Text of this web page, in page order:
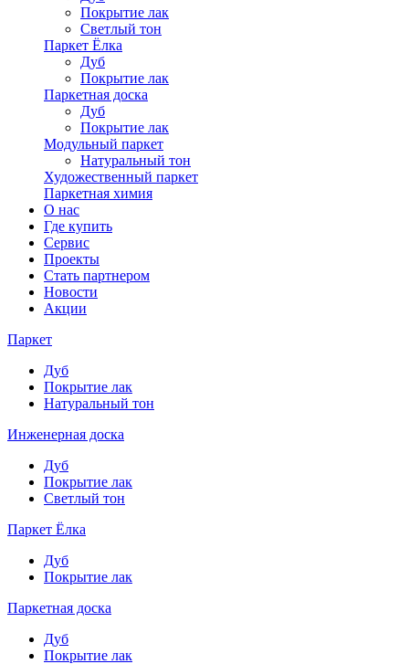
Покрытие лак
Светлый тон
Паркет Ёлка
Дуб
Покрытие лак
Паркетная доска
Дуб
Покрытие лак
Модульный паркет
Натуральный тон
Художественный паркет
Паркетная химия
О нас
Где купить
Сервис
Проекты
Стать партнером
Новости
Акции
Паркет
Дуб
Покрытие лак
Натуральный тон
Инженерная доска
Дуб
Покрытие лак
Светлый тон
Паркет Ёлка
Дуб
Покрытие лак
Паркетная доска
Дуб
Покрытие лак